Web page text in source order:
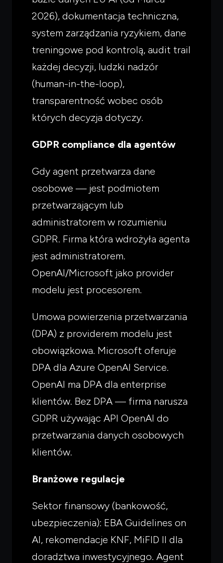
2026), dokumentacja techniczna,
system zarządzania ryzykiem, dane
treningowe pod kontrolą, audit trail
każdej decyzji, ludzki nadzór
(human-in-the-loop),
transparentność wobec osób
których decyzja dotyczy.
GDPR compliance dla agentów
Gdy agent przetwarza dane
osobowe — jest podmiotem
przetwarzającym lub
administratorem w rozumieniu
GDPR. Firma która wdrożyła agenta
jest administratorem.
OpenAI/Microsoft jako provider
modelu jest procesorem.
Umowa powierzenia przetwarzania
(DPA) z providerem modelu jest
obowiązkowa. Microsoft oferuje
DPA dla Azure OpenAI Service.
OpenAI ma DPA dla enterprise
klientów. Bez DPA — firma narusza
GDPR używając API OpenAI do
przetwarzania danych osobowych
klientów.
Branżowe regulacje
Sektor finansowy (bankowość,
ubezpieczenia): EBA Guidelines on
AI, rekomendacje KNF, MiFID II dla
doradztwa inwestycyjnego. Agent